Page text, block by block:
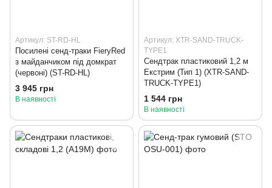
Артикул: ST-RD-HL
Посилені сенд-траки FieryRed
з майданчиком під домкрат
(червоні) (ST-RD-HL)
3 945 грн
В наявності
Артикул: XTR-SAND-TRUCK-
TYPE1
Сендтрак пластиковий 1,2 м
Екстрим (Тип 1) (XTR-SAND-
TRUCK-TYPE1)
1 544 грн
В наявності